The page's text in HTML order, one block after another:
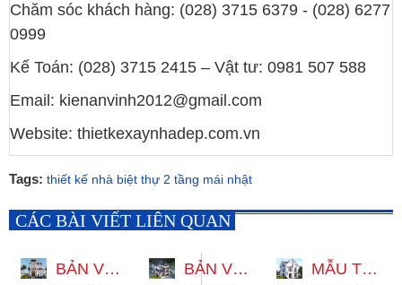
Chăm sóc khách hàng: (028) 3715 6379 - (028) 6277
0999
Kế Toán: (028) 3715 2415 – Vật tư: 0981 507 588
Email: kienanvinh2012@gmail.com
Website: thietkexaynhadep.com.vn
Tags: thiết kế nhà biệt thự 2 tầng mái nhật
CÁC BÀI VIẾT LIÊN QUAN
BẢN VẼ 3D THIẾT KẾ BIỆT THỰ 2 TẦNG TÂN CỔ ĐIỂN 5 PHÒNG NGỦ BẢN VẼ THIẾT KẾ MẪU BIỆT THỰ 2 TẦNG MÁI NHẬT HIỆN ĐẠI MẪU THIẾT KẾ BIỆT THỰ 2 TẦNG MÁI THÁI 3 PHÒNG NGỦ 9X16M